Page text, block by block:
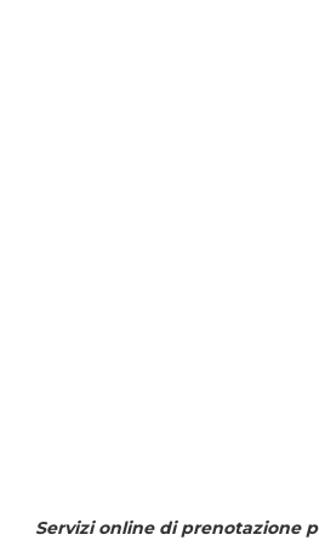
Servizi online di prenotazione